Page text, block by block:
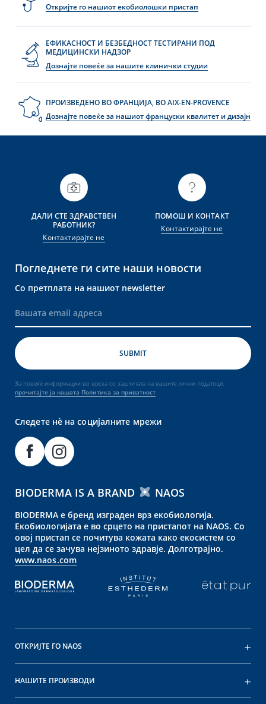
Откријте го нашиот екобиолошки пристап
ЕФИКАСНОСТ И БЕЗБЕДНОСТ ТЕСТИРАНИ ПОД
МЕДИЦИНСКИ НАДЗОР
Дознајте повеќе за нашите клинички студии
ПРОИЗВЕДЕНО ВО ФРАНЦИЈА, ВО AIX-EN-PROVENCE
Дознајте повеќе за нашиот француски квалитет и дизајн
ДАЛИ СТЕ ЗДРАВСТВЕН
РАБОТНИК?
Контактирајте не
ПОМОШ И КОНТАКТ
Контактирајте не
Погледнете ги сите наши новости
Со претплата на нашиот newsletter
За повеќе информации во врска со заштитата на вашите лични податоци,
прочитајте ја нашата Политика за приватност
Следете нè на социјалните мрежи
BIODERMA IS A BRAND NAOS
BIODERMA е бренд изграден врз екобиологија.
Екобиологијата е во срцето на пристапот на NAOS. Со
овој пристап се почитува кожата како екосистем со
цел да се зачува нејзиното здравје. Долготрајно.
www.naos.com
ОТКРИЈТЕ ГО NAOS
НАШИТЕ ПРОИЗВОДИ